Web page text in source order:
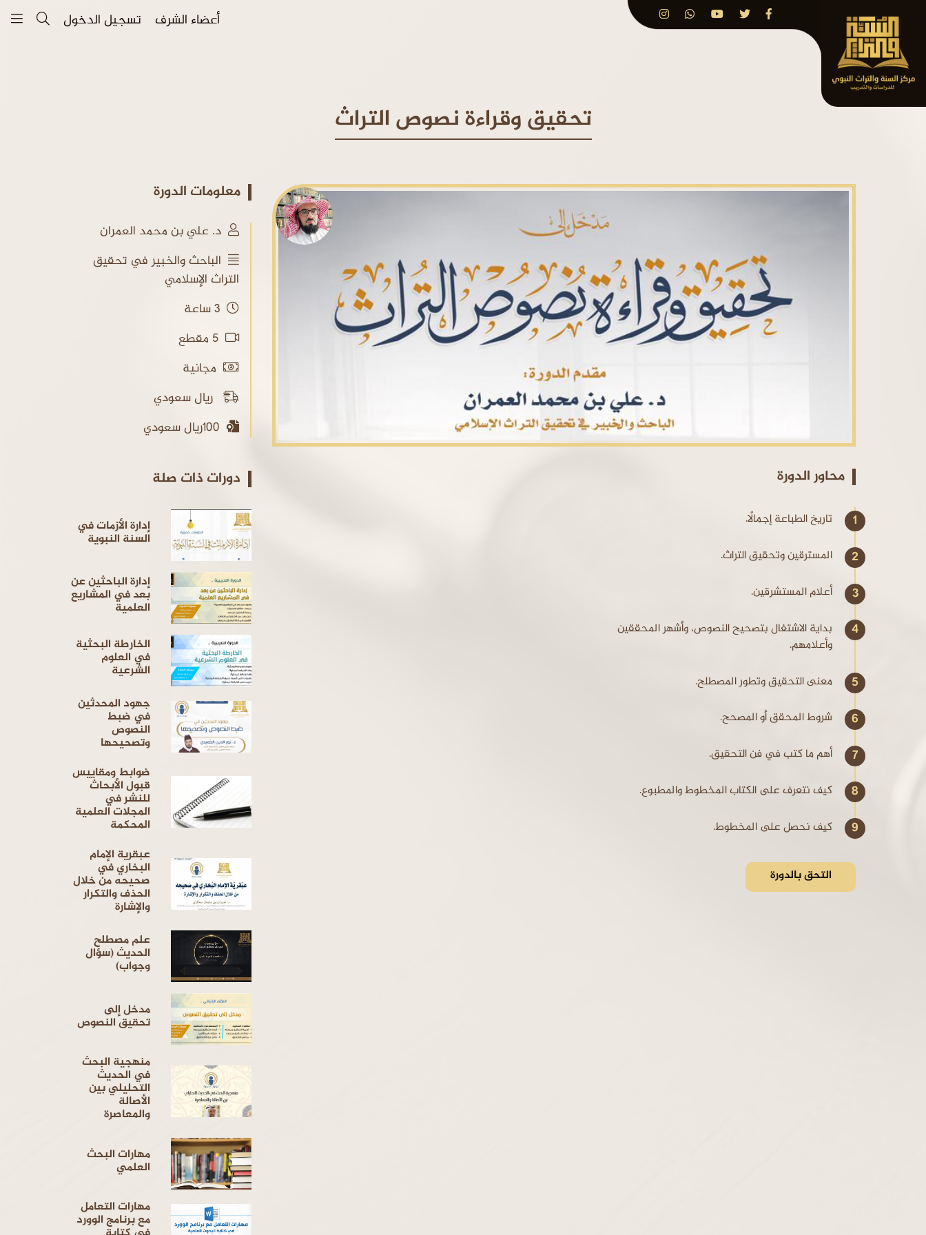
أعضاء الشرف تسجيل الدخول
تحقيق وقراءة نصوص التراث
محاور الدورة
تاريخ الطباعة إجمالًا.
المسترقين وتحقيق التراث.
أعلام المستشرقين.
بداية الاشتغال بتصحيح النصوص، وأشهر المحققين
وأعلامهم.
معنى التحقيق وتطور المصطلح.
شروط المحقق أو المصحح.
أهم ما كتب في فن التحقيق.
كيف نتعرف على الكتاب المخطوط والمطبوع.
كيف نحصل على المخطوط.
التحق بالدورة
معلومات الدورة
د. علي بن محمد العمران
الباحث والخبير في تحقيق
التراث الإسلامي
3 ساعة
5 مقطع
مجانية
ريال سعودي
100ريال سعودي
دورات ذات صلة
إدارة الأزمات في
السنة النبوية
إدارة الباحثين عن
بعد في المشاريع
العلمية
الخارطة البحثية
في العلوم
الشرعية
جهود المحدثين
في ضبط
النصوص
وتصحيحها
ضوابط ومقاييس
قبول الأبحاث
للنشر في
المجلات العلمية
المحكمة
عبقرية الإمام
البخاري في
صحيحه من خلال
الحذف والتكرار
والإشارة
علم مصطلح
الحديث (سؤال
وجواب)
مدخل إلى
تحقيق النصوص
منهجية البحث
في الحديث
التحليلي بين
الأصالة
والمعاصرة
مهارات البحث
العلمي
مهارات التعامل
مع برنامج الوورد